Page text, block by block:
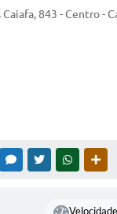
Caiafa, 843 - Centro -
MESSENGER
TWITTERWHATSAPP